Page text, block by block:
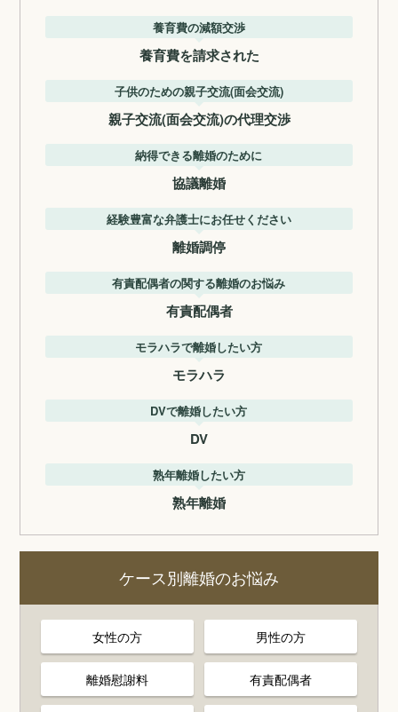
養育費の減額交渉
養育費を請求された
子供のための親子交流(面会交流)
親子交流(面会交流)の代理交渉
納得できる離婚のために
協議離婚
経験豊富な弁護士にお任せください
離婚調停
有責配偶者の関する離婚のお悩み
有責配偶者
モラハラで離婚したい方
モラハラ
DVで離婚したい方
DV
熟年離婚したい方
熟年離婚
ケース別離婚のお悩み
女性の方 男性の方
離婚慰謝料 有責配偶者